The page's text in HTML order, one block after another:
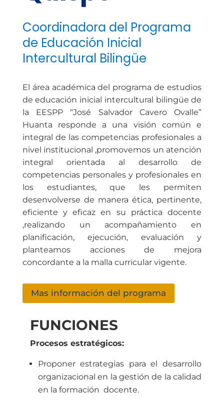
Coordinadora del Programa
de Educación Inicial
Intercultural Bilingüe
El área académica del programa de estudios
de educación inicial intercultural bilingüe de
la EESPP “José Salvador Cavero Ovalle”
Huanta responde a una visión común e
integral de las competencias profesionales a
nivel institucional ,promovemos un atención
integral orientada al desarrollo de
competencias personales y profesionales en
los estudiantes, que les permiten
desenvolverse de manera ética, pertinente,
eficiente y eficaz en su práctica docente
,realizando un acompañamiento en
planificación, ejecución, evaluación y
planteamos acciones de mejora
concordante a la malla curricular vigente.
Mas información del programa
FUNCIONES
Procesos estratégicos:
Proponer estrategias para el desarrollo
organizacional en la gestión de la calidad
en la formación docente.